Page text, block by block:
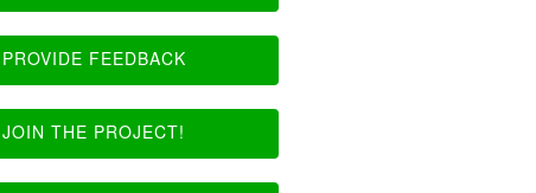
PROVIDE FEEDBACK
JOIN THE PROJECT!